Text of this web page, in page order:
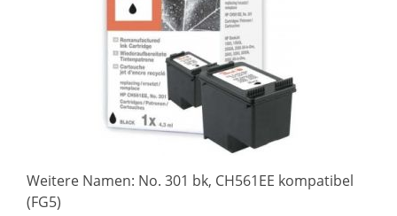
Weitere Namen: No. 301 bk, CH561EE kompatibel
(FG5)